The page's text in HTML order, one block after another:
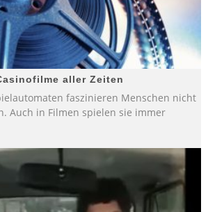
aller Zeiten
faszinieren Menschen nicht
Auch in Filmen spielen sie immer